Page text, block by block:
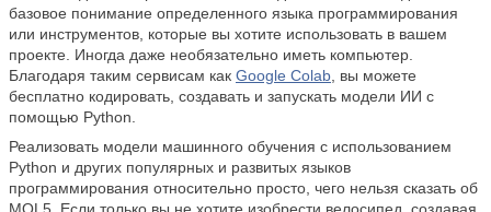
базовое понимание определенного языка программирования
или инструментов, которые вы хотите использовать в вашем
проекте. Иногда даже необязательно иметь компьютер.
Благодаря таким сервисам как Google Colab , вы можете
бесплатно кодировать, создавать и запускать модели ИИ с
помощью Python.
Реализовать модели машинного обучения с использованием
Python и других популярных и развитых языков
программирования относительно просто, чего нельзя сказать об